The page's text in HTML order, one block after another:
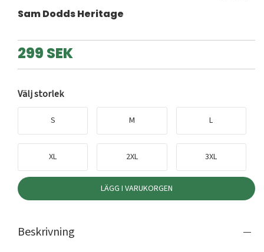
Sam Dodds Heritage
299 SEK
Välj storlek
S M L
XL 2XL 3XL
LÄGG I VARUKORGEN
Beskrivning